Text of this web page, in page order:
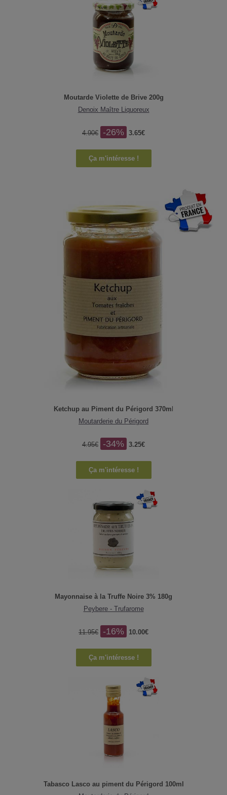
Moutarde Violette de Brive 200g
Denoix Maître Liquoreux
4.90€ -26% 3.65€
Ça m'intéresse !
Ketchup au Piment du Périgord 370m
Moutarderie du Périgord
4.95€ -34% 3.25€
Ça m'intéresse !
Mayonnaise à la Truffe Noire 3% 180g
Peybere - Trufarome
11.95€ -16% 10.00€
Ça m'intéresse !
Tabasco Lasco au piment du Périgord 100ml